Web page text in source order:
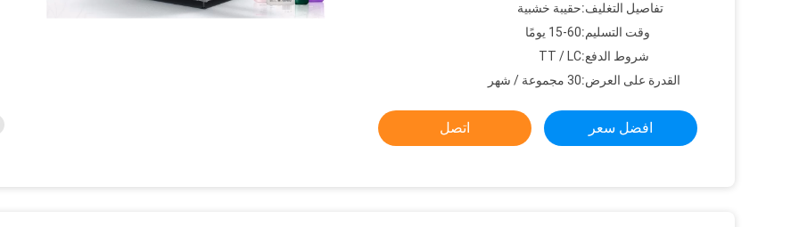
تفاصيل التغليف:حقيبة خشبية
وقت التسليم:15-60 يومًا
شروط الدفع:TT / LC
القدرة على العرض:30 مجموعة / شهر
افضل سعر اتصل